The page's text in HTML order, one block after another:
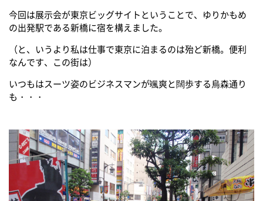
今回は展示会が東京ビッグサイトということで、ゆりかもめ
の出発駅である新橋に宿を構えました。
（と、いうより私は仕事で東京に泊まるのは殆ど新橋。便利
なんです、この街は）
いつもはスーツ姿のビジネスマンが颯爽と闊歩する烏森通り
も・・・